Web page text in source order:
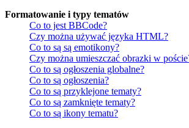
Formatowanie i typy tematów
Co to jest BBCode?
Czy można używać języka HTML?
Co to są są emotikony?
Czy można umieszczać obrazki w
Co to są ogłoszenia globalne?
Co to są ogłoszenia?
Co to są przyklejone tematy?
Co to są zamknięte tematy?
Co to są ikony tematu?